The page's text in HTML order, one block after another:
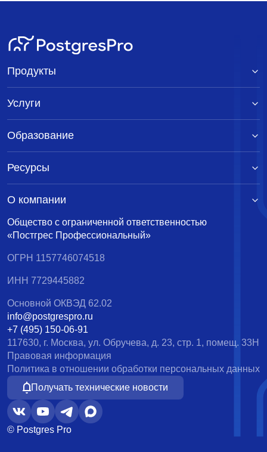
Общество с ограниченной ответственностью
«Постгрес Профессиональный»
ОГРН 1157746074518
ИНН 7729445882
Основной ОКВЭД 62.02
info@postgrespro.ru
+7 (495) 150-06-91
117630, г. Москва, ул. Обручева, д. 23, стр. 1, помещ. 33Н
Правовая информация
Политика в отношении обработки персональных данных
Получать технические новости
© Postgres Pro
Продукты
Услуги
Образование
Ресурсы
О компании